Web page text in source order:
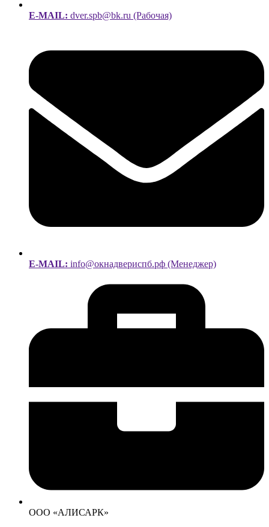
E-MAIL: dver.spb@bk.ru (Рабочая)
E-MAIL: info@окнадвериспб.рф (Менеджер)
ООО «АЛИСАРК»